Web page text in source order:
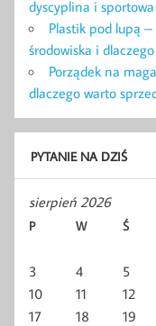
dyscyplina i
Plastik pod lupą
środowiska i dlaczego
Porządek na
dlaczego warto
PYTANIE NA DZIŚ
sierpień 2026
P W Ś
3
4 5
10
11 12
17
18 19